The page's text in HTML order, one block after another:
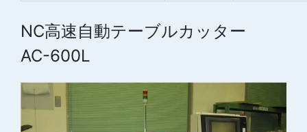
NC高速自動テーブルカッター
AC-600L